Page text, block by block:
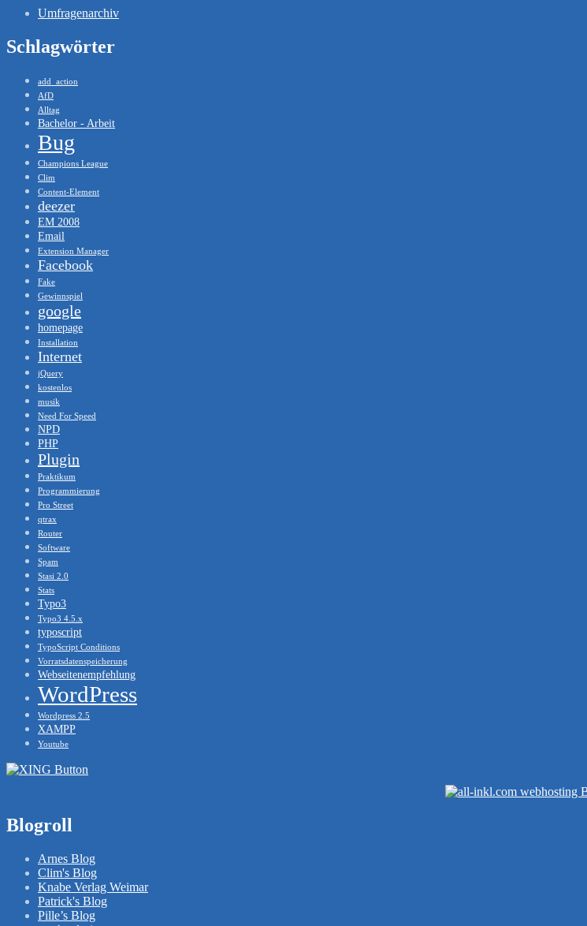
Umfragenarchiv
Schlagwörter
add_action
AfD
Alltag
Bachelor - Arbeit
Bug
Champions League
Clim
Content-Element
deezer
EM 2008
Email
Extension Manager
Facebook
Fake
Gewinnspiel
google
homepage
Installation
Internet
jQuery
kostenlos
musik
Need For Speed
NPD
PHP
Plugin
Praktikum
Programmierung
Pro Street
qtrax
Router
Software
Spam
Stasi 2.0
Stats
Typo3
Typo3 4.5.x
typoscript
TypoScript Conditions
Vorratsdatenspeicherung
Webseitenempfehlung
WordPress
Wordpress 2.5
XAMPP
Youtube
Blogroll
Arnes Blog
Clim's Blog
Knabe Verlag Weimar
Patrick's Blog
Pille’s Blog